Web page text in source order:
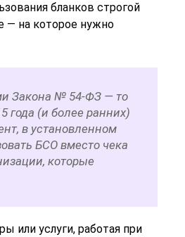
бланков строгой
— на которое нужно
Закона № 54-ФЗ — то
года (и более ранних)
в установленном
БСО вместо чека
которые
или услуги, работая при